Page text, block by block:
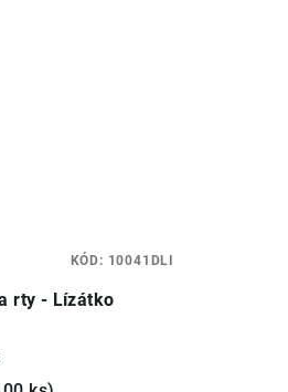
rty - Lízátko
KÓD: 10041DLI